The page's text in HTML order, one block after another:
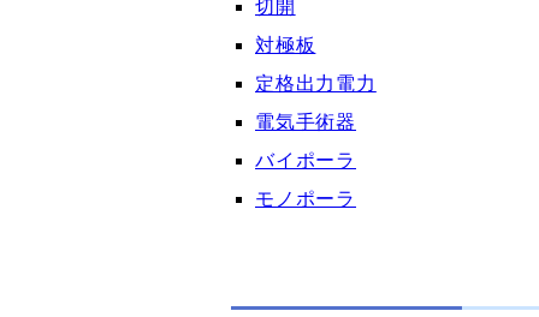
切開
対極板
定格出力電力
電気手術器
バイポーラ
モノポーラ